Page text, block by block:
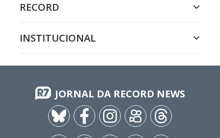
RECORD
INSTITUCIONAL
JORNAL DA RECORD NEWS